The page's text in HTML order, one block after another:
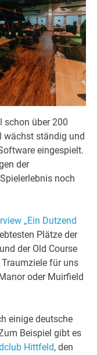
schon über 200
wächst ständig und
eingespielt.
der
noch
„Ein Dutzend
Plätze der
der Old Course
für uns
oder Muirfield
einige deutsche
Beispiel gibt es
Hittfeld, den